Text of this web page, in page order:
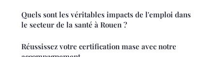
Quels sont les véritables impacts de l'emploi dans
le secteur de la santé à Rouen ?
Réussissez votre certification mase avec notre